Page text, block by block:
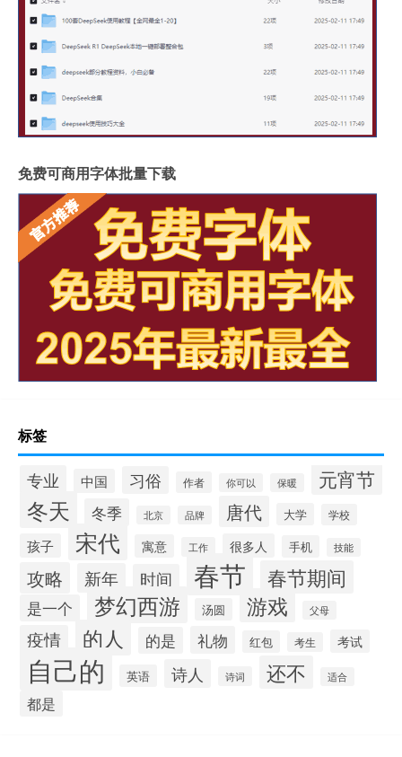
免费可商用字体批量下载
标签
专业 中国 习俗 作者 你可以 保暖 元宵节
冬天 冬季 北京 品牌 唐代 大学 学校
孩子 宋代 寓意 工作 很多人 手机 技能
攻略 新年 时间 春节 春节期间
是一个 梦幻西游 汤圆 游戏 父母
疫情 的人 的是 礼物 红包 考生 考试
自己的 英语 诗人 诗词 还不 适合
都是